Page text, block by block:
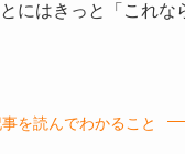
にはきっと「これな
を読んでわかること